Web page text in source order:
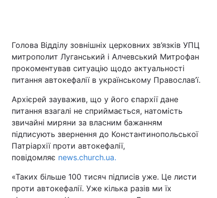
Голова Відділу зовнішніх церковних зв’язків УПЦ
митрополит Луганський і Алчевський Митрофан
прокоментував ситуацію щодо актуальності
питання автокефалії в українському Православ’ї.
Архієрей зауважив, що у його єпархії дане
питання взагалі не сприймається, натомість
звичайні миряни за власним бажанням
підписують звернення до Константинопольської
Патріархії проти автокефалії,
повідомляє news.church.ua.
«Таких більше 100 тисяч підписів уже. Це листи
проти автокефалії. Уже кілька разів ми їх